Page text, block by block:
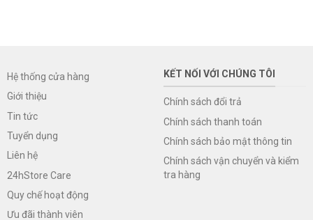
Hệ thống cửa hàng
Giới thiệu
Tin tức
Tuyển dụng
Liên hệ
24hStore Care
Quy chế hoạt động
Ưu đãi thành viên
KẾT NỐI VỚI CHÚNG TÔI
Chính sách đổi trả
Chính sách thanh toán
Chính sách bảo mật thông tin
Chính sách vận chuyển và kiểm
tra hàng